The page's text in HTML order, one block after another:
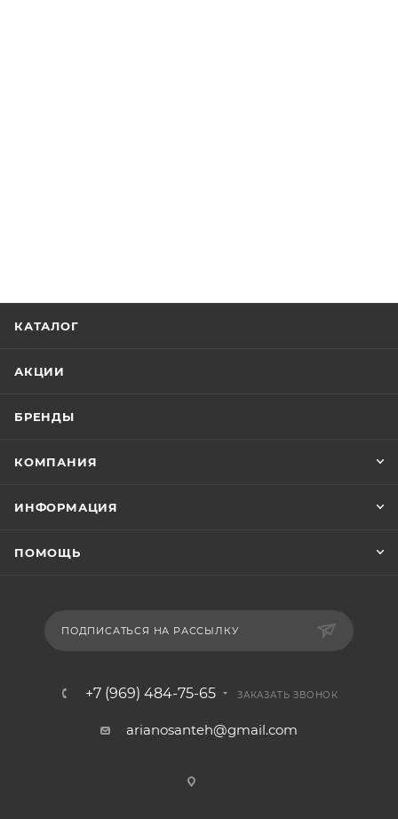
КАТАЛОГ
АКЦИИ
БРЕНДЫ
КОМПАНИЯ
ИНФОРМАЦИЯ
ПОМОЩЬ
ПОДПИСАТЬСЯ НА РАССЫЛКУ
+7 (969) 484-75-65 ЗАКАЗАТЬ ЗВОНОК
arianosanteh@gmail.com